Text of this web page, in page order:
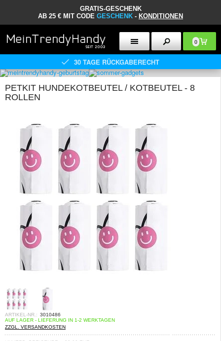
GRATIS-GESCHENK
AB 25 € MIT CODE GESCHENK - KONDITIONEN
0
30 TAGE RÜCKGABERECHT
PETKIT HUNDEKOTBEUTEL / KOTBEUTEL - 8
ROLLEN
ARTIKEL-NR.: 3010486
AUF LAGER - LIEFERUNG IN 1-2 WERKTAGEN
ZZGL. VERSANDKOSTEN